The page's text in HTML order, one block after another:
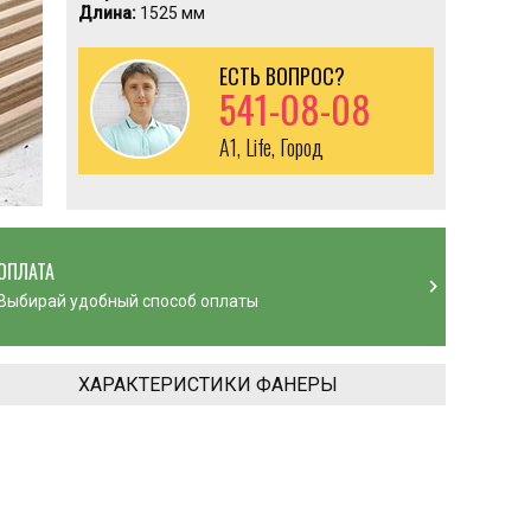
Длина: 1525 мм
ЕСТЬ ВОПРОС?
541-08-08
A1, Life, Город
Выбирай удобный способ оплаты chevron_right
ХАРАКТЕРИСТИКИ ФАНЕРЫ